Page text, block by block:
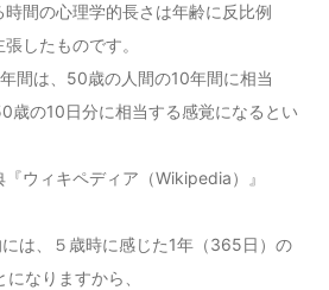
間の心理学的長さは年齢に反比例
したものです。
間は、50歳の人間の10年間に相当
歳の10日分に相当する感覚になるとい
ウィキペディア（Wikipedia）』
は、５歳時に感じた1年（365日）の
なりますから、